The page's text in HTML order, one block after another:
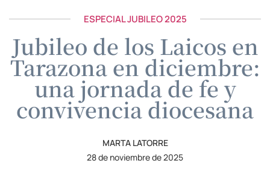
ESPECIAL JUBILEO 2025
Jubileo de los Laicos en
Tarazona en diciembre:
una jornada de fe y
convivencia diocesana
MARTA LATORRE
28 de noviembre de 2025